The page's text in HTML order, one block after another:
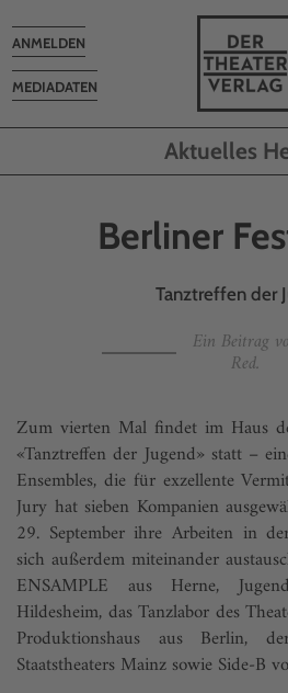
MEDIADATEN
Toggle
navigation
ANMELDEN
Aktuelles
Berliner
Tanztreffen der
Ein Beitrag
Red.
Zum vierten Mal findet im Haus
«Tanztreffen der Jugend» statt –
Ensembles, die für exzellente
Jury hat sieben Kompanien
29. September ihre Arbeiten in
sich ­außerdem miteinander
ENSAMPLE aus Herne,
Hildesheim, das Tanzlabor des
Produktionshaus aus Berlin,
Staatstheaters Mainz sowie Side-B